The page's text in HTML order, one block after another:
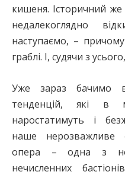
кишеня. Історичний же
недалекоглядно
наступаємо, –
граблі. І, судячи з
Уже зараз бачимо
тенденцій, які в
наростатимуть і
наше нерозважливе
опера – одна з
нечисленних